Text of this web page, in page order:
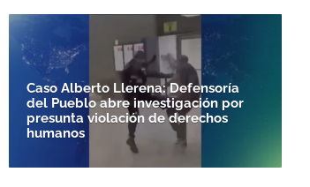
Caso Alberto Llerena: Defensoría
del Pueblo abre investigación por
presunta violación de derechos
humanos